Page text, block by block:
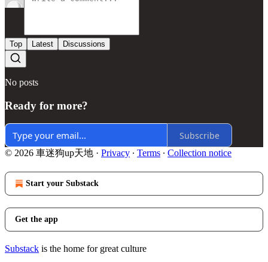
Top Latest Discussions
No posts
Ready for more?
Subscribe
© 2026 車迷狗up天地 · Privacy ∙ Terms ∙ Collection notice
Start your Substack
Get the app
Substack is the home for great culture